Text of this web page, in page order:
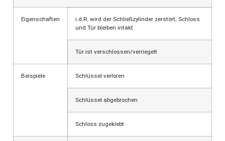
Eigenschaften
i.d.R. wird der Schließzylinder zerstört; Schloss
und Tür bleiben intakt
Tür ist verschlossen/verriegelt
Beispiele Schlüssel verloren
Schlüssel abgebrochen
Schloss zugeklebt